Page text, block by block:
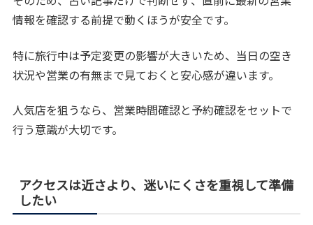
情報を確認する前提で動くほうが安全です。
特に旅行中は予定変更の影響が大きいため、当日の空き
状況や営業の有無まで見ておくと安心感が違います。
人気店を狙うなら、営業時間確認と予約確認をセットで
行う意識が大切です。
アクセスは近さより、迷いにくさを重視して準備
したい